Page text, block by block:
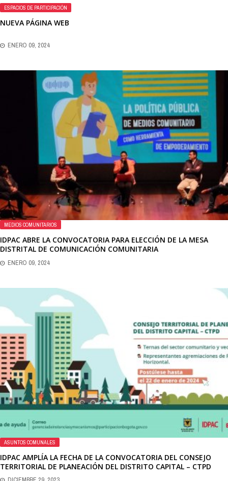
ESPACIOS DE PARTICIPACIÓN
NUEVA PÁGINA WEB
ENERO 09, 2024
MEDIOS COMUNITARIOS
IDPAC ABRE LA CONVOCATORIA PARA ELECCIÓN DE LA MESA
DISTRITAL DE COMUNICACIÓN COMUNITARIA
ENERO 09, 2024
ASUNTOS COMUNALES
IDPAC AMPLÍA LA FECHA DE LA CONVOCATORIA DEL CONSEJO
TERRITORIAL DE PLANEACIÓN DEL DISTRITO CAPITAL – CTPD